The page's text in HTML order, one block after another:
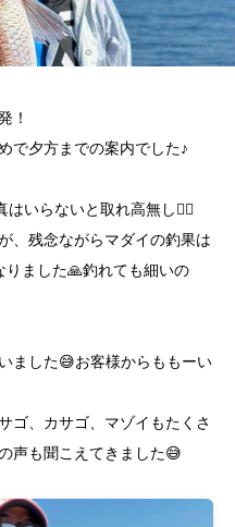
！
で夕方までの案内でした♪
いらないと取れ高無し🙅‍♂️
、残念ながらマダイの釣果は
ました🙏釣れても細いの
ました😅お客様からももーい
ゴ、カサゴ、マゾイもたくさ
声も聞こえてきました😅